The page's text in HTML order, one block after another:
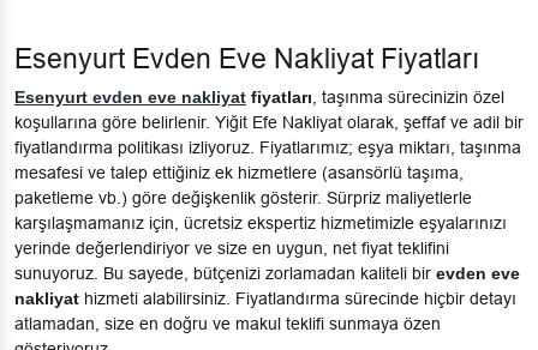
Esenyurt Evden Eve Nakliyat Fiyatları
Esenyurt evden eve nakliyat fiyatları, taşınma sürecinizin özel
koşullarına göre belirlenir. Yiğit Efe Nakliyat olarak, şeffaf ve adil bir
fiyatlandırma politikası izliyoruz. Fiyatlarımız; eşya miktarı, taşınma
mesafesi ve talep ettiğiniz ek hizmetlere (asansörlü taşıma,
paketleme vb.) göre değişkenlik gösterir. Sürpriz maliyetlerle
karşılaşmamanız için, ücretsiz ekspertiz hizmetimizle eşyalarınızı
yerinde değerlendiriyor ve size en uygun, net fiyat teklifini
sunuyoruz. Bu sayede, bütçenizi zorlamadan kaliteli bir evden eve
nakliyat hizmeti alabilirsiniz. Fiyatlandırma sürecinde hiçbir detayı
atlamadan, size en doğru ve makul teklifi sunmaya özen